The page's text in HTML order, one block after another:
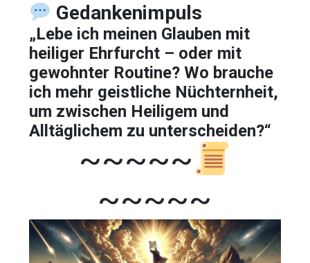
Gedankenimpuls
„Lebe ich meinen Glauben mit
heiliger Ehrfurcht – oder mit
gewohnter Routine? Wo brauche
ich mehr geistliche Nüchternheit,
um zwischen Heiligem und
Alltäglichem zu unterscheiden?“
~~~~~
~~~~~